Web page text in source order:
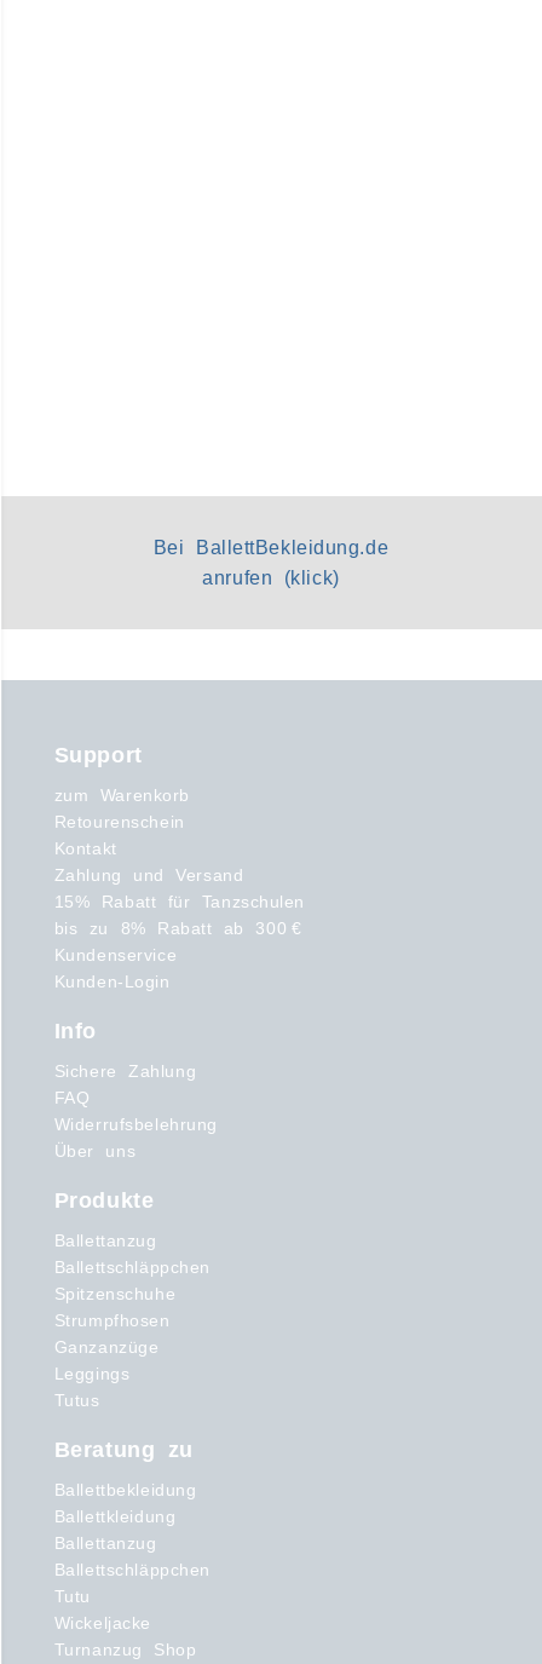
Bei BallettBekleidung.de
anrufen (klick)
Support
zum Warenkorb
Retourenschein
Kontakt
Zahlung und Versand
15% Rabatt für Tanzschulen
bis zu 8% Rabatt ab 300 €
Kundenservice
Kunden-Login
Info
Sichere Zahlung
FAQ
Widerrufsbelehrung
Über uns
Produkte
Ballettanzug
Ballettschläppchen
Spitzenschuhe
Strumpfhosen
Ganzanzüge
Leggings
Tutus
Beratung zu
Ballettbekleidung
Ballettkleidung
Ballettanzug
Ballettschläppchen
Tutu
Wickeljacke
Turnanzug Shop